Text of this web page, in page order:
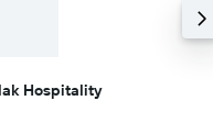
Hospitality